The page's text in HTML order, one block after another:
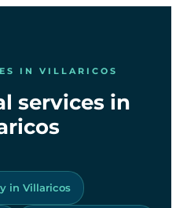
IN VILLARICOS
services in
in Villaricos